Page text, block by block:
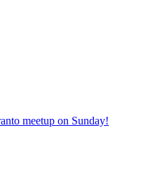
meetup on Sunday!